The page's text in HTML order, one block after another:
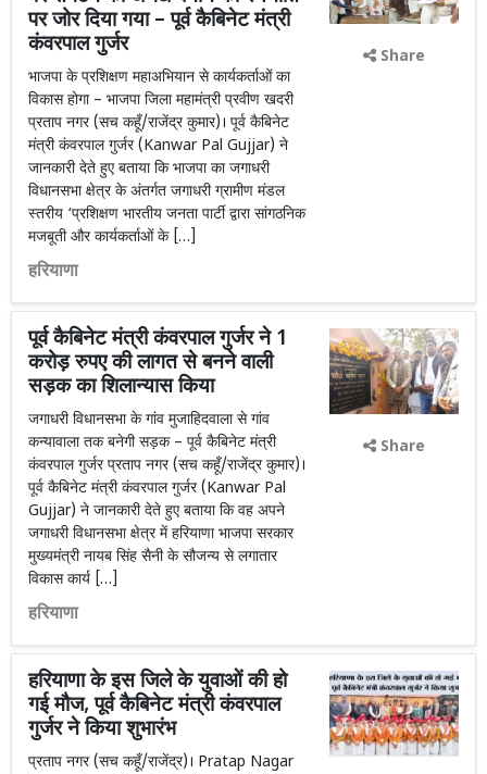
पर जोर दिया गया – पूर्व कैबिनेट मंत्री
कंवरपाल गुर्जर
भाजपा के प्रशिक्षण महाअभियान से कार्यकर्ताओं का
विकास होगा – भाजपा जिला महामंत्री प्रवीण खदरी
प्रताप नगर (सच कहूँ/राजेंद्र कुमार)। पूर्व कैबिनेट
मंत्री कंवरपाल गुर्जर (Kanwar Pal Gujjar) ने
जानकारी देते हुए बताया कि ​भाजपा का जगाधरी
विधानसभा क्षेत्र के अंतर्गत जगाधरी ग्रामीण मंडल
स्तरीय ‘प्रशिक्षण भारतीय जनता पार्टी द्वारा सांगठनिक
मजबूती और कार्यकर्ताओं के […]
हरियाणा
Share
पूर्व कैबिनेट मंत्री कंवरपाल गुर्जर ने 1
करोड़ रुपए की लागत से बनने वाली
सड़क का शिलान्यास किया
जगाधरी विधानसभा के गांव मुजाहिदवाला से गांव
कन्यावाला तक बनेगी सड़क – पूर्व कैबिनेट मंत्री
कंवरपाल गुर्जर प्रताप नगर (सच कहूँ/राजेंद्र कुमार)।
पूर्व कैबिनेट मंत्री कंवरपाल गुर्जर (Kanwar Pal
Gujjar) ने जानकारी देते हुए बताया कि वह अपने
जगाधरी विधानसभा क्षेत्र में हरियाणा भाजपा सरकार
मुख्यमंत्री नायब सिंह सैनी के सौजन्य से लगातार
विकास कार्य […]
हरियाणा
Share
हरियाणा के इस जिले के युवाओं की हो
गई मौज, पूर्व कैबिनेट मंत्री कंवरपाल
गुर्जर ने किया शुभारंभ
प्रताप नगर (सच कहूँ/राजेंद्र)। Pratap Nagar